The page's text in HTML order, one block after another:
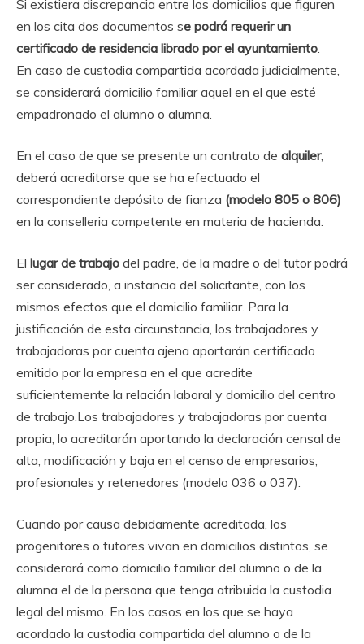
Si existiera discrepancia entre los domicilios que figuren
en los cita dos documentos se podrá requerir un
certificado de residencia librado por el ayuntamiento.
En caso de custodia compartida acordada judicialmente,
se considerará domicilio familiar aquel en el que esté
empadronado el alumno o alumna.
En el caso de que se presente un contrato de alquiler,
deberá acreditarse que se ha efectuado el
correspondiente depósito de fianza (modelo 805 o 806)
en la conselleria competente en materia de hacienda.
El lugar de trabajo del padre, de la madre o del tutor podrá
ser considerado, a instancia del solicitante, con los
mismos efectos que el domicilio familiar. Para la
justificación de esta circunstancia, los trabajadores y
trabajadoras por cuenta ajena aportarán certificado
emitido por la empresa en el que acredite
suficientemente la relación laboral y domicilio del centro
de trabajo.Los trabajadores y trabajadoras por cuenta
propia, lo acreditarán aportando la declaración censal de
alta, modificación y baja en el censo de empresarios,
profesionales y retenedores (modelo 036 o 037).
Cuando por causa debidamente acreditada, los
progenitores o tutores vivan en domicilios distintos, se
considerará como domicilio familiar del alumno o de la
alumna el de la persona que tenga atribuida la custodia
legal del mismo. En los casos en los que se haya
acordado la custodia compartida del alumno o de la